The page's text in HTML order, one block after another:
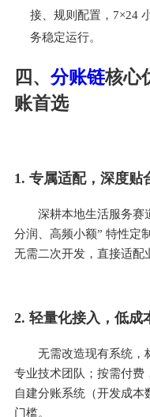
接、规则配置，7×24
务稳定运行。
四、 分账链核心
账首选
1. 专属适配，深度贴
深耕本地生活服务赛
分润、高频小额” 特性定
无需二次开发，直接适配
2. 轻量化接入，低成
无需改造现有系统，
专业技术团队；按需付费
自建分账系统（开发成本
门槛。